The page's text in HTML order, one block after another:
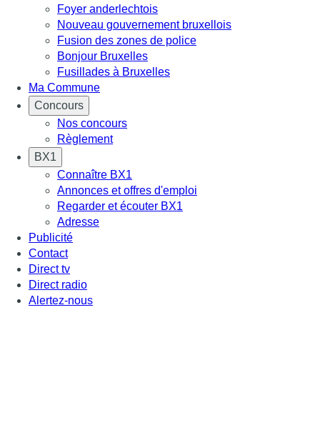
Foyer anderlechtois
Nouveau gouvernement bruxellois
Fusion des zones de police
Bonjour Bruxelles
Fusillades à Bruxelles
Ma Commune
Concours
Nos concours
Règlement
BX1
Connaître BX1
Annonces et offres d'emploi
Regarder et écouter BX1
Adresse
Publicité
Contact
Direct tv
Direct radio
Alertez-nous